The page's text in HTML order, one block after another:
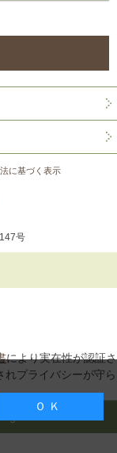
に基づく表示
号
により実在性が認証さ
れプライバシーが守ら
Reserved.
Ｏ Ｋ